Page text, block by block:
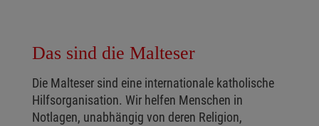
Das sind die Malteser
Die Malteser sind eine internationale katholische
Hilfsorganisation. Wir helfen Menschen in
Notlagen, unabhängig von deren Religion,